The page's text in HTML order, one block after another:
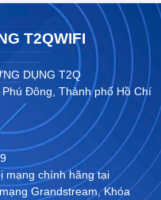
T2QWIFI
DỤNG T2Q
Đông, Thành phố Hồ Chí
mạng chính hãng tại
Grandstream,Khóa